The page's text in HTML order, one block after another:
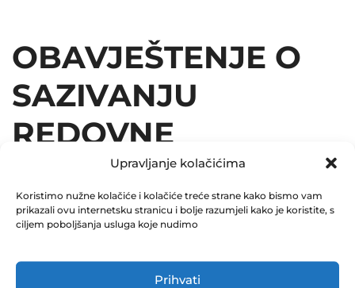
Upravljanje kolačićima
Koristimo nužne kolačiće i kolačiće treće strane kako bismo vam
prikazali ovu internetsku stranicu i bolje razumjeli kako je koristite, s
ciljem poboljšanja usluga koje nudimo
Prihvati
OBAVJEŠTENJE O
SAZIVANJU
REDOVNE
SKUPŠTINE ZIF
PROF-PLUS D.D.